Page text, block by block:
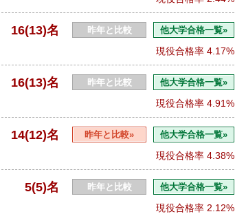
16(13)名 昨年と比較 他大学合格一覧»
現役合格率 4.17%
16(13)名 昨年と比較 他大学合格一覧»
現役合格率 4.91%
14(12)名 昨年と比較» 他大学合格一覧»
現役合格率 4.38%
5(5)名 昨年と比較 他大学合格一覧»
現役合格率 2.12%